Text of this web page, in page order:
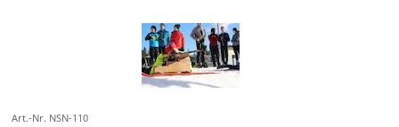
Art.-Nr. NSN-110